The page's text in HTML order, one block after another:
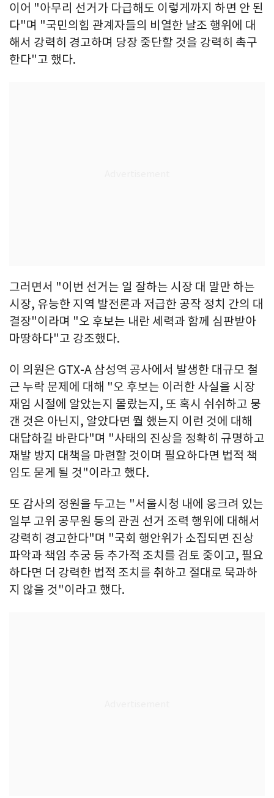
이어 "아무리 선거가 다급해도 이렇게까지 하면 안 된
다"며 "국민의힘 관계자들의 비열한 날조 행위에 대
해서 강력히 경고하며 당장 중단할 것을 강력히 촉구
한다"고 했다.
그러면서 "이번 선거는 일 잘하는 시장 대 말만 하는
시장, 유능한 지역 발전론과 저급한 공작 정치 간의 대
결장"이라며 "오 후보는 내란 세력과 함께 심판받아
마땅하다"고 강조했다.
이 의원은 GTX-A 삼성역 공사에서 발생한 대규모 철
근 누락 문제에 대해 "오 후보는 이러한 사실을 시장
재임 시절에 알았는지 몰랐는지, 또 혹시 쉬쉬하고 뭉
갠 것은 아닌지, 알았다면 뭘 했는지 이런 것에 대해
대답하길 바란다"며 "사태의 진상을 정확히 규명하고
재발 방지 대책을 마련할 것이며 필요하다면 법적 책
임도 묻게 될 것"이라고 했다.
또 감사의 정원을 두고는 "서울시청 내에 웅크려 있는
일부 고위 공무원 등의 관권 선거 조력 행위에 대해서
강력히 경고한다"며 "국회 행안위가 소집되면 진상
파악과 책임 추궁 등 추가적 조치를 검토 중이고, 필요
하다면 더 강력한 법적 조치를 취하고 절대로 묵과하
지 않을 것"이라고 했다.